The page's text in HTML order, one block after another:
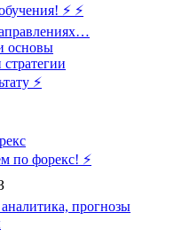
⚡ ⚡
основы
⚡️
по форекс! ⚡
прогнозы